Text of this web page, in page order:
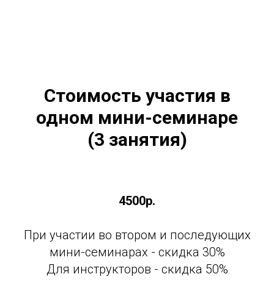
Стоимость участия в
одном мини-семинаре
(3 занятия)
4500р.
При участии во втором и последующих
мини-семинарах - скидка 30%
Для инструкторов - скидка 50%